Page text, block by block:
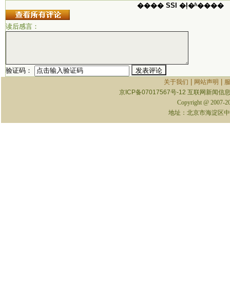
���� SSI �ļ�ʱ����
读后感言：
验证码：
关于我们 | 网站声明 |
京ICP备07017567号-12 互联网新闻信
Copyright @ 2007-
地址：北京市海淀区